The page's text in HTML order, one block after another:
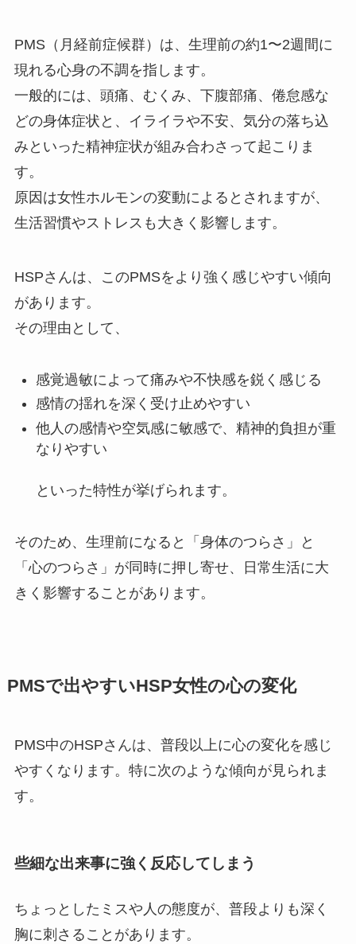
PMS（月経前症候群）は、生理前の約1〜2週間に
現れる心身の不調を指します。
一般的には、頭痛、むくみ、下腹部痛、倦怠感な
どの身体症状と、イライラや不安、気分の落ち込
みといった精神症状が組み合わさって起こりま
す。
原因は女性ホルモンの変動によるとされますが、
生活習慣やストレスも大きく影響します。
HSPさんは、このPMSをより強く感じやすい傾向
があります。
その理由として、
感覚過敏によって痛みや不快感を鋭く感じる
感情の揺れを深く受け止めやすい
他人の感情や空気感に敏感で、精神的負担が重
なりやすい
といった特性が挙げられます。
そのため、生理前になると「身体のつらさ」と
「心のつらさ」が同時に押し寄せ、日常生活に大
きく影響することがあります。
PMSで出やすいHSP女性の心の変化
PMS中のHSPさんは、普段以上に心の変化を感じ
やすくなります。特に次のような傾向が見られま
す。
些細な出来事に強く反応してしまう
ちょっとしたミスや人の態度が、普段よりも深く
胸に刺さることがあります。